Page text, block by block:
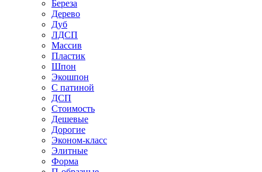
Береза
Дерево
Дуб
ЛДСП
Массив
Пластик
Шпон
Экошпон
С патиной
ДСП
Стоимость
Дешевые
Дорогие
Эконом-класс
Элитные
Форма